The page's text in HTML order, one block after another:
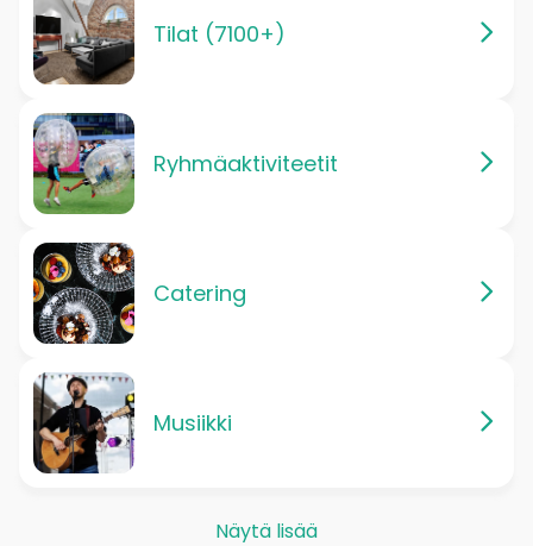
Tilat (7100+)
Ryhmäaktiviteetit
Catering
Musiikki
Näytä lisää